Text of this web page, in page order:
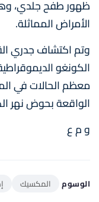
ظهور طفح جلدي،
الأمراض المماثلة.
وتم اكتشاف جدري
معظم الحالات في
الواقعة بحوض نهر
و م ع
الوسوم المكسيك